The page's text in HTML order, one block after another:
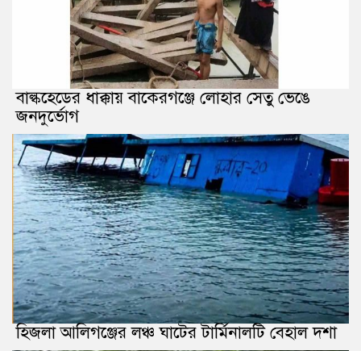
বাল্কহেডের ধাক্কায় বাকেরগঞ্জে লোহার সেতু ভেঙে
জনদুর্ভোগ
হিজলা আলিগঞ্জের লঞ্চ ঘাটের টার্মিনালটি বেহাল দশা